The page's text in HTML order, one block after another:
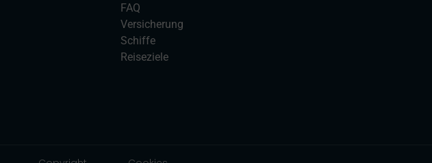
FAQ
Versicherung
Schiffe
Reiseziele